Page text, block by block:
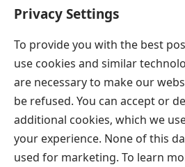
Privacy Settings
To provide you with the best
use cookies and similar
are necessary to make our
be refused. You can accept or
additional cookies, which we
your experience. None of this
used for marketing. To learn
வரைந்திருக்கிறார்கள்.
Copyright
© 2026 Watch Tower Bible and